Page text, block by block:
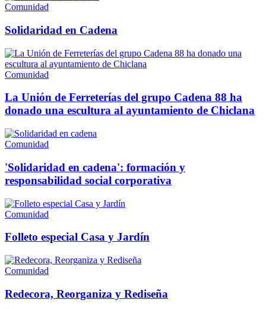
Comunidad
Solidaridad en Cadena
Comunidad
La Unión de Ferreterías del grupo Cadena 88 ha
donado una escultura al ayuntamiento de Chiclana
Comunidad
'Solidaridad en cadena': formación y
responsabilidad social corporativa
Comunidad
Folleto especial Casa y Jardín
Comunidad
Redecora, Reorganiza y Rediseña